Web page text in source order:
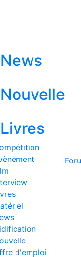
News
Nouvelle
Livres
d'emploi